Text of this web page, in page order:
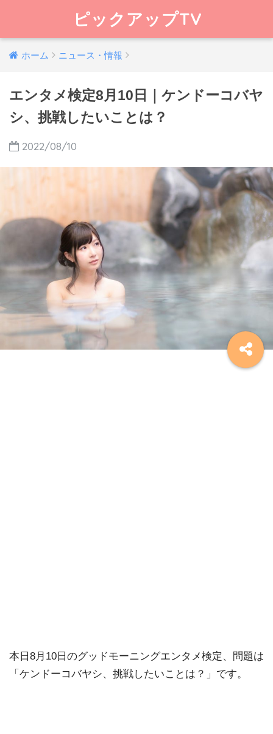
ピックアップTV
ホーム ニュース・情報
エンタメ検定8月10日｜ケンドーコバヤ
シ、挑戦したいことは？
2022/08/10
本日8月10日のグッドモーニングエンタメ検定、問題は
「ケンドーコバヤシ、挑戦したいことは？」です。